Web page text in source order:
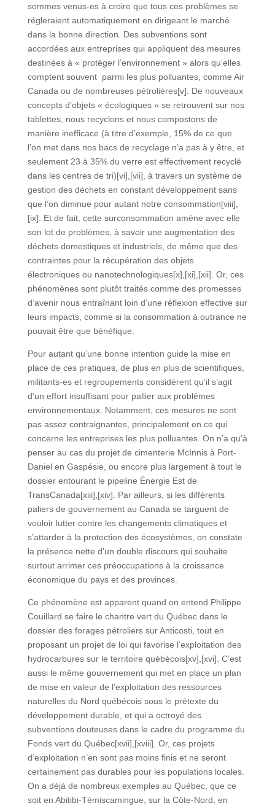
sommes venus-es à croire que tous ces problèmes se
régleraient automatiquement en dirigeant le marché
dans la bonne direction. Des subventions sont
accordées aux entreprises qui appliquent des mesures
destinées à « protéger l’environnement » alors qu’elles
comptent souvent parmi les plus polluantes, comme Air
Canada ou de nombreuses pétrolières[v]. De nouveaux
concepts d’objets « écologiques » se retrouvent sur nos
tablettes, nous recyclons et nous compostons de
manière inefficace (à titre d’exemple, 15% de ce que
l’on met dans nos bacs de recyclage n’a pas à y être, et
seulement 23 à 35% du verre est effectivement recyclé
dans les centres de tri)[vi],[vii], à travers un système de
gestion des déchets en constant développement sans
que l’on diminue pour autant notre consommation[viii],
[ix]. Et de fait, cette surconsommation amène avec elle
son lot de problèmes, à savoir une augmentation des
déchets domestiques et industriels, de même que des
contraintes pour la récupération des objets
électroniques ou nanotechnologiques[x],[xi],[xii]. Or, ces
phénomènes sont plutôt traités comme des promesses
d’avenir nous entraînant loin d’une réflexion effective sur
leurs impacts, comme si la consommation à outrance ne
pouvait être que bénéfique.
Pour autant qu’une bonne intention guide la mise en
place de ces pratiques, de plus en plus de scientifiques,
militants-es et regroupements considèrent qu’il s’agit
d’un effort insuffisant pour pallier aux problèmes
environnementaux. Notamment, ces mesures ne sont
pas assez contraignantes, principalement en ce qui
concerne les entreprises les plus polluantes. On n’a qu’à
penser au cas du projet de cimenterie McInnis à Port-
Daniel en Gaspésie, ou encore plus largement à tout le
dossier entourant le pipeline Énergie Est de
TransCanada[xiii],[xiv]. Par ailleurs, si les différents
paliers de gouvernement au Canada se targuent de
vouloir lutter contre les changements climatiques et
s’attarder à la protection des écosystèmes, on constate
la présence nette d’un double discours qui souhaite
surtout arrimer ces préoccupations à la croissance
économique du pays et des provinces.
Ce phénomène est apparent quand on entend Philippe
Couillard se faire le chantre vert du Québec dans le
dossier des forages pétroliers sur Anticosti, tout en
proposant un projet de loi qui favorise l’exploitation des
hydrocarbures sur le territoire québécois[xv],[xvi]. C’est
aussi le même gouvernement qui met en place un plan
de mise en valeur de l’exploitation des ressources
naturelles du Nord québécois sous le prétexte du
développement durable, et qui a octroyé des
subventions douteuses dans le cadre du programme du
Fonds vert du Québec[xvii],[xviii]. Or, ces projets
d’exploitation n’en sont pas moins finis et ne seront
certainement pas durables pour les populations locales.
On a déjà de nombreux exemples au Québec, que ce
soit en Abitibi-Témiscamingue, sur la Côte-Nord, en